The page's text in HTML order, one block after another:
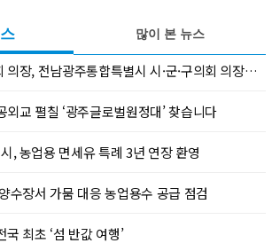
전남광주통합특별시 시·군·구의회 의장협의회 부회장 선출
외교 펼칠 ‘광주글로벌원정대’ 찾습니다
, 농업용 면세유 특례 3년 연장 환영
수장서 가뭄 대응 농업용수 공급 점검
최초 ‘섬 반값 여행’
많이 본 뉴스